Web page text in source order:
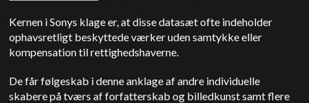
Kernen i Sonys klage er, at disse datasæt ofte indeholder
ophavsretligt beskyttede værker uden samtykke eller
kompensation til rettighedshaverne.
De får følgeskab i denne anklage af andre individuelle
skabere på tværs af forfatterskab og billedkunst samt flere